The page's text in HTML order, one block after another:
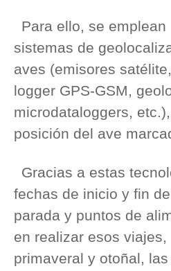
Para ello, se
sistemas de
aves (emisores
logger GPS-GSM,
microdataloggers,
posición del ave
Gracias a estas
fechas de inicio y fin
parada y puntos de
en realizar esos
primaveral y otoñal,